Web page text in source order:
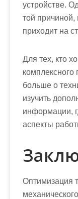
устройстве.
той причиной,
приходит на
Для тех, кто
комплексного
больше о
изучить
информации,
аспекты
Оптимизация